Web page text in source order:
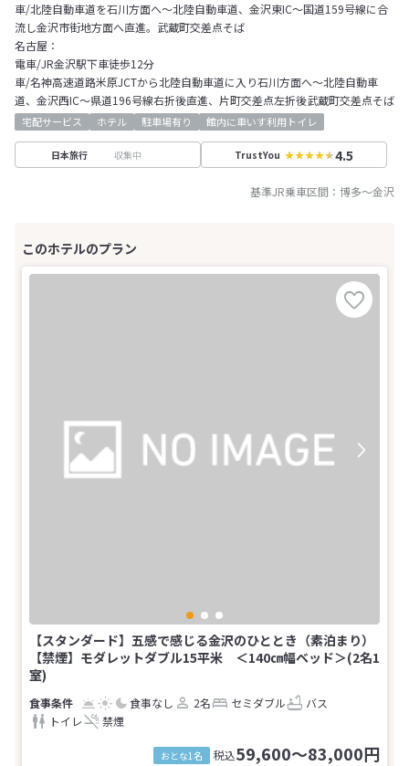
車/北陸自動車道を石川方面へ～北陸自動車道、金沢東IC～国道159号線に合
流し金沢市街地方面へ直進。武蔵町交差点そば
名古屋：
電車/JR金沢駅下車徒歩12分
車/名神高速道路米原JCTから北陸自動車道に入り石川方面へ～北陸自動車
道、金沢西IC～県道196号線右折後直進、片町交差点左折後武蔵町交差点そば
宅配サービス ホテル 駐車場有り 館内に車いす利用トイレ
日本旅行 収集中 TrustYou 4.5
基準JR乗車区間： 博多～金沢
【スタンダード】五感で感じる金沢のひととき（素泊まり）
【禁煙】モダレットダブル15平米 ＜140㎝幅ベッド＞(2名1
室)
食事なし 2名 セミダブル
バス
トイレ
禁煙
おとな1名 税込59,600～83,000円